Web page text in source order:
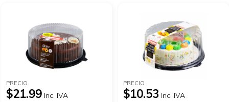
PRECIO
$21.99 Inc. IVA
PRECIO
$10.53 Inc. IVA